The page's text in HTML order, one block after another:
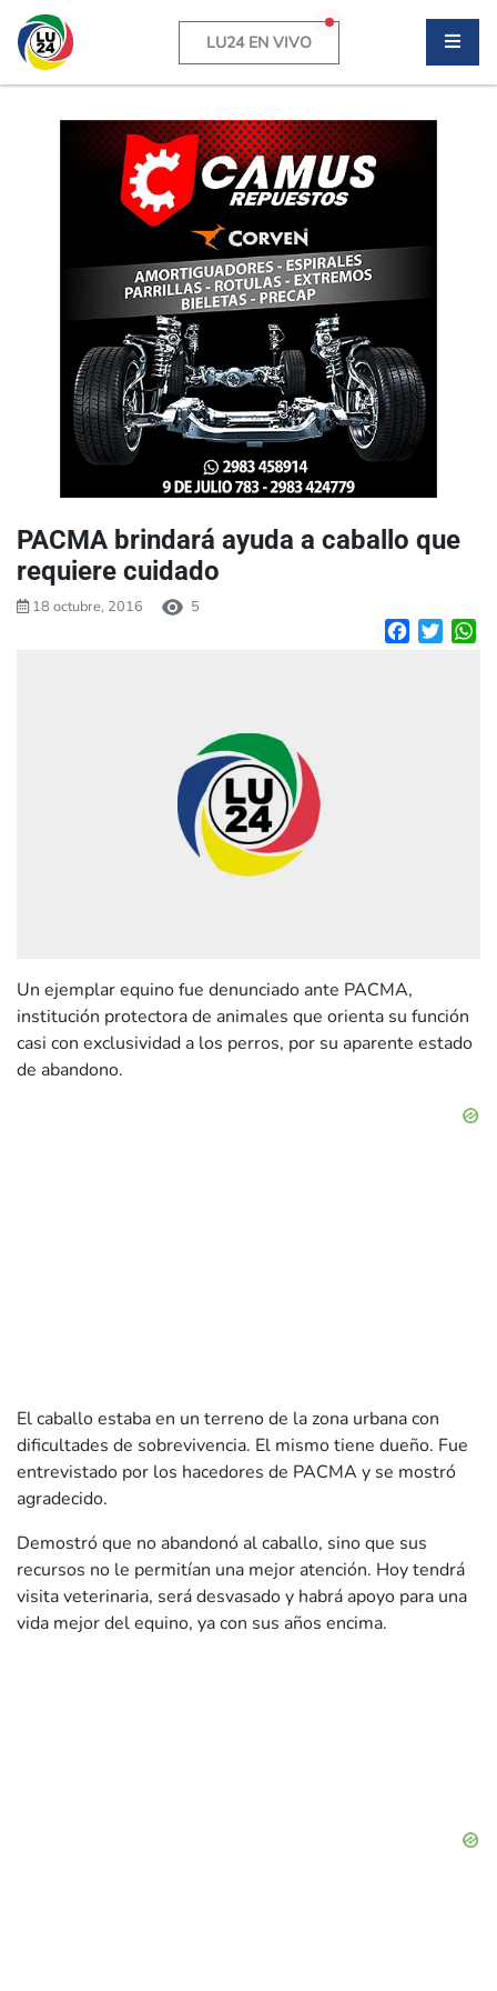
LU24 EN VIVO
PACMA brindará ayuda a caballo que
requiere cuidado
18 octubre, 2016 5
Facebook
Un ejemplar equino fue denunciado ante PACMA,
institución protectora de animales que orienta su función
casi con exclusividad a los perros, por su aparente estado
de abandono.
El caballo estaba en un terreno de la zona urbana con
dificultades de sobrevivencia. El mismo tiene dueño. Fue
entrevistado por los hacedores de PACMA y se mostró
agradecido.
Demostró que no abandonó al caballo, sino que sus
recursos no le permitían una mejor atención. Hoy tendrá
visita veterinaria, será desvasado y habrá apoyo para una
vida mejor del equino, ya con sus años encima.